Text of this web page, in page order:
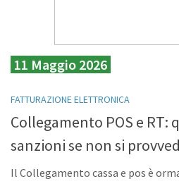
11 Maggio 2026
FATTURAZIONE ELETTRONICA
Collegamento POS e RT:
sanzioni se non si
Il Collegamento cassa e pos è